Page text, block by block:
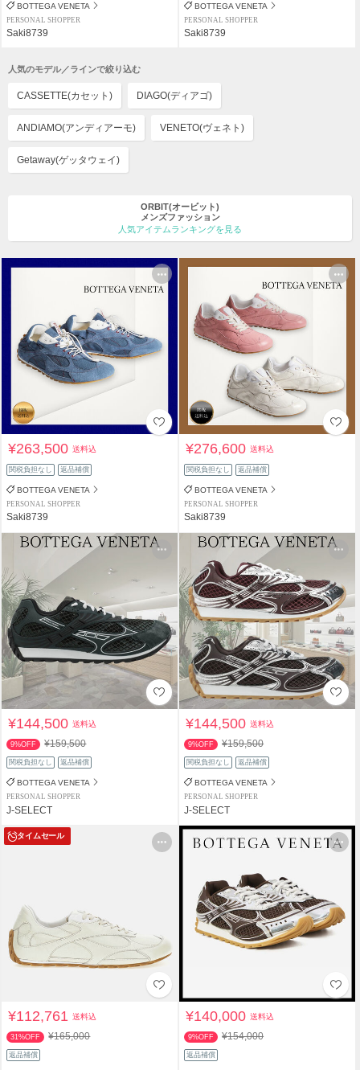
BOTTEGA VENETA
PERSONAL SHOPPER
Saki8739
BOTTEGA VENETA
PERSONAL SHOPPER
Saki8739
人気のモデル／ラインで絞り込む
CASSETTE(カセット) DIAGO(ディアゴ)
ANDIAMO(アンディアーモ) VENETO(ヴェネト)
Getaway(ゲッタウェイ)
ORBIT(オービット)
メンズファッション
人気アイテムランキングを見る
¥263,500送料込
関税負担なし 返品補償
BOTTEGA VENETA
PERSONAL SHOPPER
Saki8739
¥276,600送料込
関税負担なし 返品補償
BOTTEGA VENETA
PERSONAL SHOPPER
Saki8739
¥144,500送料込
9%OFF ¥159,500
関税負担なし 返品補償
BOTTEGA VENETA
PERSONAL SHOPPER
J-SELECT
¥144,500送料込
9%OFF ¥159,500
関税負担なし 返品補償
BOTTEGA VENETA
PERSONAL SHOPPER
J-SELECT
タイムセール
¥112,761送料込
31%OFF ¥165,000
返品補償
¥140,000送料込
9%OFF ¥154,000
返品補償